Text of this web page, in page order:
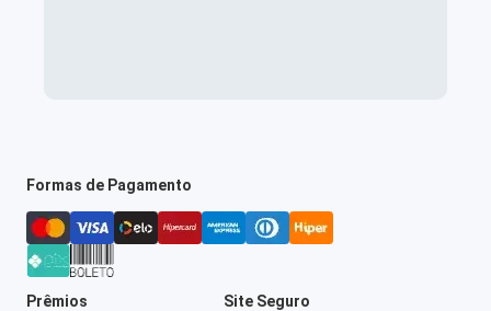
Formas de Pagamento
Prêmios Site Seguro